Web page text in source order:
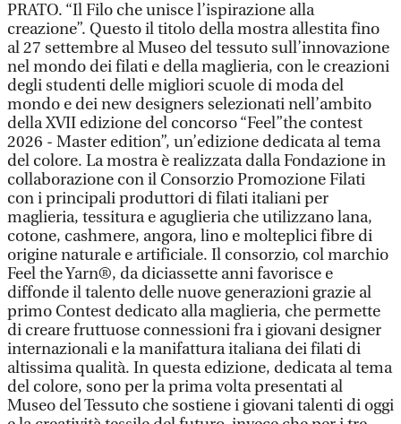
PRATO. “Il Filo che unisce l’ispirazione alla
creazione”. Questo il titolo della mostra allestita fino
al 27 settembre al Museo del tessuto sull’innovazione
nel mondo dei filati e della maglieria, con le creazioni
degli studenti delle migliori scuole di moda del
mondo e dei new designers selezionati nell’ambito
della XVII edizione del concorso “Feel”the contest
2026 - Master edition”, un’edizione dedicata al tema
del colore. La mostra è realizzata dalla Fondazione in
collaborazione con il Consorzio Promozione Filati
con i principali produttori di filati italiani per
maglieria, tessitura e aguglieria che utilizzano lana,
cotone, cashmere, angora, lino e molteplici fibre di
origine naturale e artificiale. Il consorzio, col marchio
Feel the Yarn®, da diciassette anni favorisce e
diffonde il talento delle nuove generazioni grazie al
primo Contest dedicato alla maglieria, che permette
di creare fruttuose connessioni fra i giovani designer
internazionali e la manifattura italiana dei filati di
altissima qualità. In questa edizione, dedicata al tema
del colore, sono per la prima volta presentati al
Museo del Tessuto che sostiene i giovani talenti di oggi